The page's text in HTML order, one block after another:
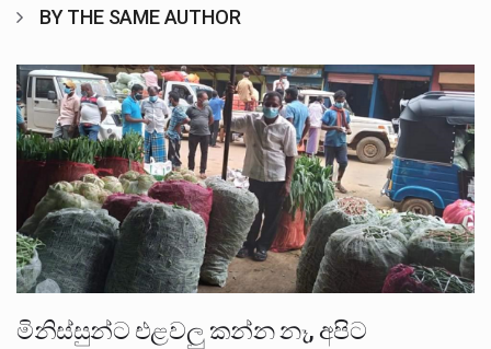
BY THE SAME AUTHOR
මිනිස්සුන්ට එළවලු කන්න නෑ, අපිට